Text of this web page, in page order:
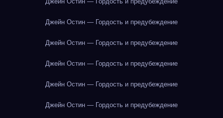
Джейн Остин — Гордость и предубеждение
Джейн Остин — Гордость и предубеждение
Джейн Остин — Гордость и предубеждение
Джейн Остин — Гордость и предубеждение
Джейн Остин — Гордость и предубеждение